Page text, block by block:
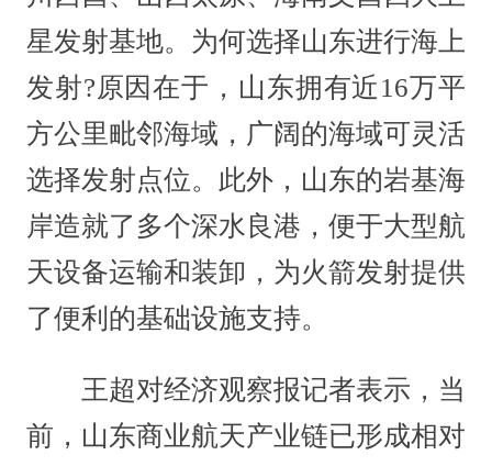
星发射基地。为何选择山东进行海上
发射?原因在于，山东拥有近16万平
方公里毗邻海域，广阔的海域可灵活
选择发射点位。此外，山东的岩基海
岸造就了多个深水良港，便于大型航
天设备运输和装卸，为火箭发射提供
了便利的基础设施支持。
王超对经济观察报记者表示，当
前，山东商业航天产业链已形成相对